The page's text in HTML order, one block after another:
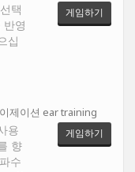
택
영
십
게임하기
제이션 ear training
용
향
수
게임하기